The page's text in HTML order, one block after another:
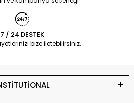
7 / 24 DESTEK
bize iletebilirsiniz.